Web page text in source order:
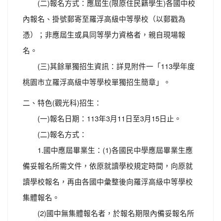
(二)報名方式：應屆生(限原住民籍學生)各國中校
內報名、掛號郵寄至羅浮高級中等學校（以郵戳為
憑）；非應屆生或具同等學力資格者，親自現場報
名。
(三)其餘單獨招生資訊：詳見附件一「113學年度
桃園市立羅浮高級中等學校單獨招生簡章」。
二、特色(觀光科)招生：
(一)報名日期：113年3月11日至3月15日止。
(二)報名方式：
1.國中應屆畢業生：(1)各國民中學應屆畢業生應
備妥報名所需文件，依原就讀學校規定時間，向原就
讀學校報名，再由各國中彙整後向羅浮高級中等學校
集體報名。
(2)國中無集體報名者，於報名期限內備妥報名所